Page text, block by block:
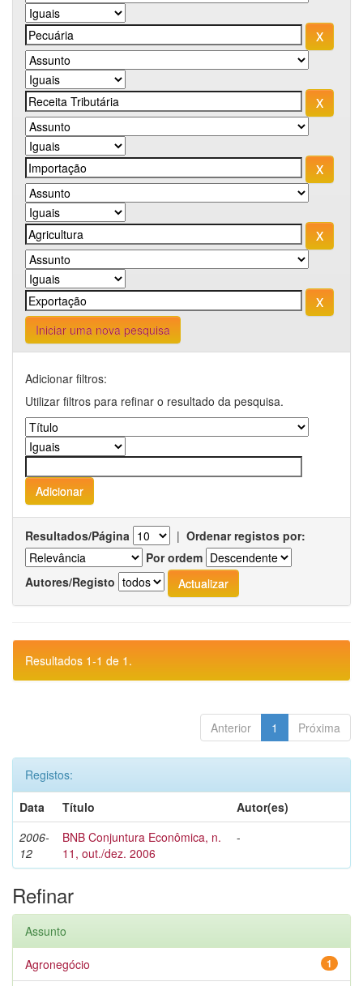
Iniciar uma nova pesquisa
Adicionar filtros:
Utilizar filtros para refinar o resultado da pesquisa.
Resultados/Página | Ordenar registos por:
Por ordem
Autores/Registo
Resultados 1-1 de 1.
Anterior 1 Próxima
Registos:
Data
Título
Autor(es)
2006-
12
BNB Conjuntura Econômica, n.
11, out./dez. 2006
-
Refinar
Assunto
1
Agronegócio